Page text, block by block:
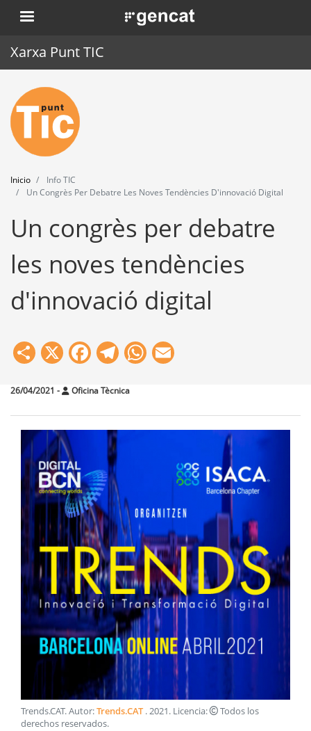
Pasar
al
. Obre en una nova finestra.
Xarxa Punt TIC
Inicio
Punt TIC
Actualidad
Agenda
Formación
Inicio
Info TIC
Un Congrès Per Debatre Les Noves Tendències D'innovació Digital
Un congrès per debatre
les noves tendències
d'innovació digital
Share
X Facebook
Telegram
WhatsApp
26/04/2021 - Oficina Tècnica
Trends.CAT. Autor:Trends.CAT.2021. Licencia:
Todos los
derechos reservados.